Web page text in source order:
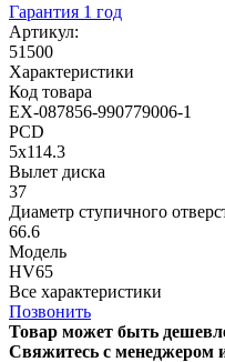
Гарантия 1 год
Артикул:
51500
Характеристики
Код товара
EX-087856-990779006-1
PCD
5x114.3
Вылет диска
37
Диаметр ступичного
66.6
Модель
HV65
Все характеристики
Позвонить
Товар может быть
Свяжитесь с менеджером